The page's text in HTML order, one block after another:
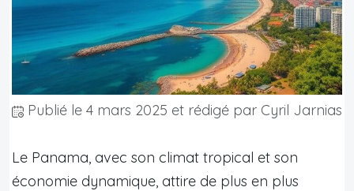
Publié le 4 mars 2025 et rédigé par Cyril Jarnias
Le Panama, avec son climat tropical et son
économie dynamique, attire de plus en plus